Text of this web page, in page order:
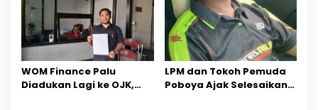
‎WOM Finance Palu
Diadukan Lagi ke OJK,
LPM dan Tokoh Pemuda
Poboya Ajak Selesaikan